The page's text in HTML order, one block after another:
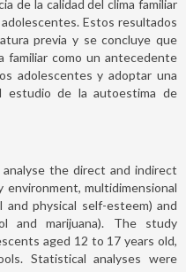
de la calidad del clima familiar
Estos resultados
previa y se concluye que
familiar como un antecedente
adolescentes y adoptar una
estudio de la autoestima de
the direct and indirect
multidimensional
and physical self-esteem) and
and marijuana). The study
aged 12 to 17 years old,
Statistical analyses were